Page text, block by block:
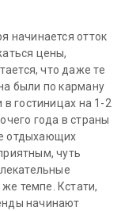
начинается отток
цены,
что даже те
были по карману
в гостиницах на 1-2
года в страны
отдыхающих
чуть
темпе. Кстати,
начинают